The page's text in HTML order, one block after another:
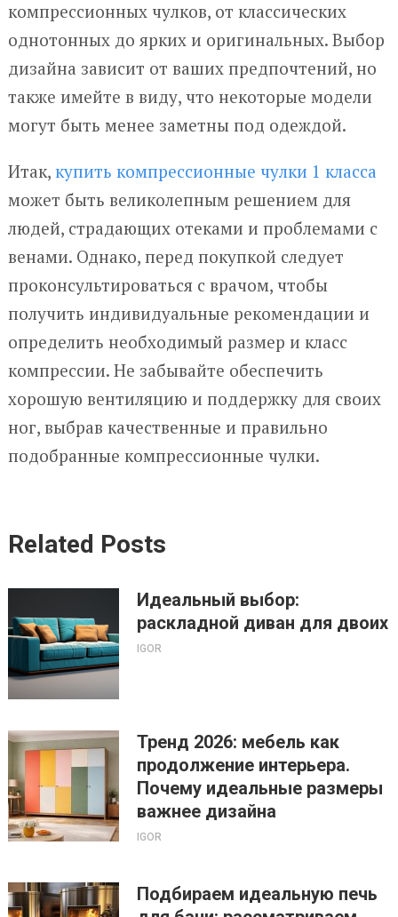
компрессионных чулков, от классических
однотонных до ярких и оригинальных. Выбор
дизайна зависит от ваших предпочтений, но
также имейте в виду, что некоторые модели
могут быть менее заметны под одеждой.
Итак, купить компрессионные чулки 1 класса
может быть великолепным решением для
людей, страдающих отеками и проблемами с
венами. Однако, перед покупкой следует
проконсультироваться с врачом, чтобы
получить индивидуальные рекомендации и
определить необходимый размер и класс
компрессии. Не забывайте обеспечить
хорошую вентиляцию и поддержку для своих
ног, выбрав качественные и правильно
подобранные компрессионные чулки.
Related Posts
Идеальный выбор:
раскладной диван для двоих
IGOR
Тренд 2026: мебель как
продолжение интерьера.
Почему идеальные размеры
важнее дизайна
IGOR
Подбираем идеальную печь